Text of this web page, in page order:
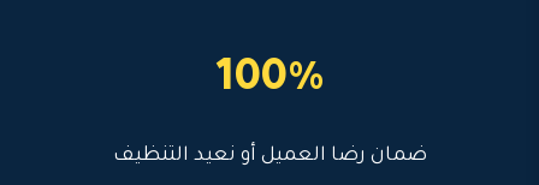
100%
ضمان رضا العميل أو نعيد التنظيف